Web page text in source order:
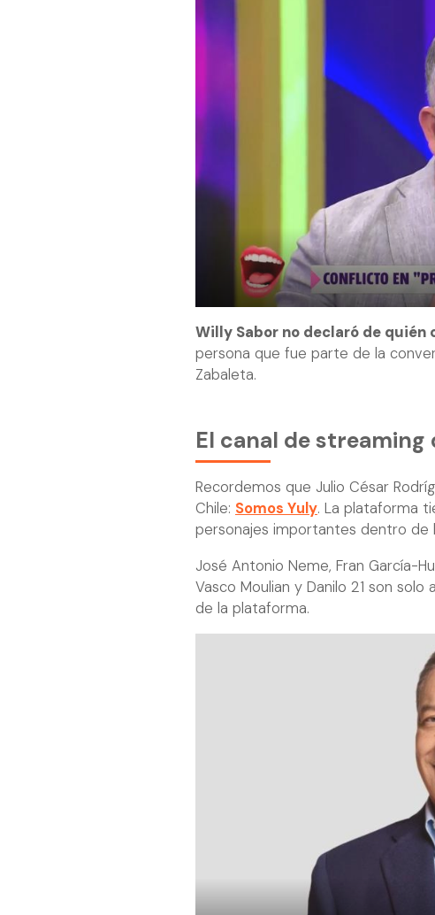
Willy Sabor no declaró de
persona que fue parte de la
Zabaleta.
El canal de streaming
Recordemos que Julio César
Chile: Somos Yuly. La plataforma
personajes importantes dentro de
José Antonio Neme, Fran García-
Vasco Moulian y Danilo 21 son
de la plataforma.